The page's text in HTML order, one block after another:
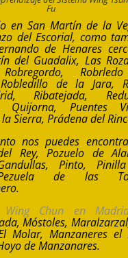
Fu
en San Martín de la
del Escorial, como
de Henares
del Guadalix, Las
de la Jara,
Ribatejada,
Quijorna, Puentes
Sierra, Prádena del
nos puedes
Rey, Pozuelo de
Gandullas, Pinto,
de las
Wing Chun en
Móstoles,
Molar, Manzaneres el
de Manzanares.